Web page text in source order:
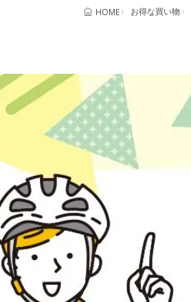
HOME お得な買い物